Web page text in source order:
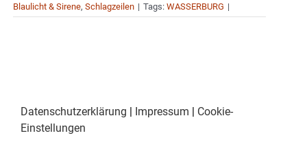
Blaulicht & Sirene, Schlagzeilen | Tags: WASSERBURG |
Datenschutzerklärung | Impressum | Cookie-
Einstellungen